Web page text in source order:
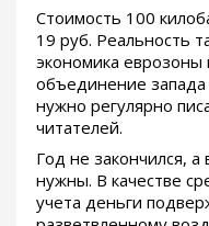
Стоимость 100
19 руб. Реальность
экономика еврозоны
объединение запада
нужно регулярно
читателей.
Год не закончился,
нужны. В качестве
учета деньги